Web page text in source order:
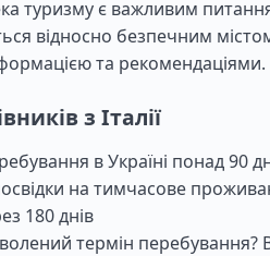
туризму є важливим
відносно безпечним
та рекомендаціями.
з Італії
в Україні понад 90
на тимчасове
180 днів
термін перебування?